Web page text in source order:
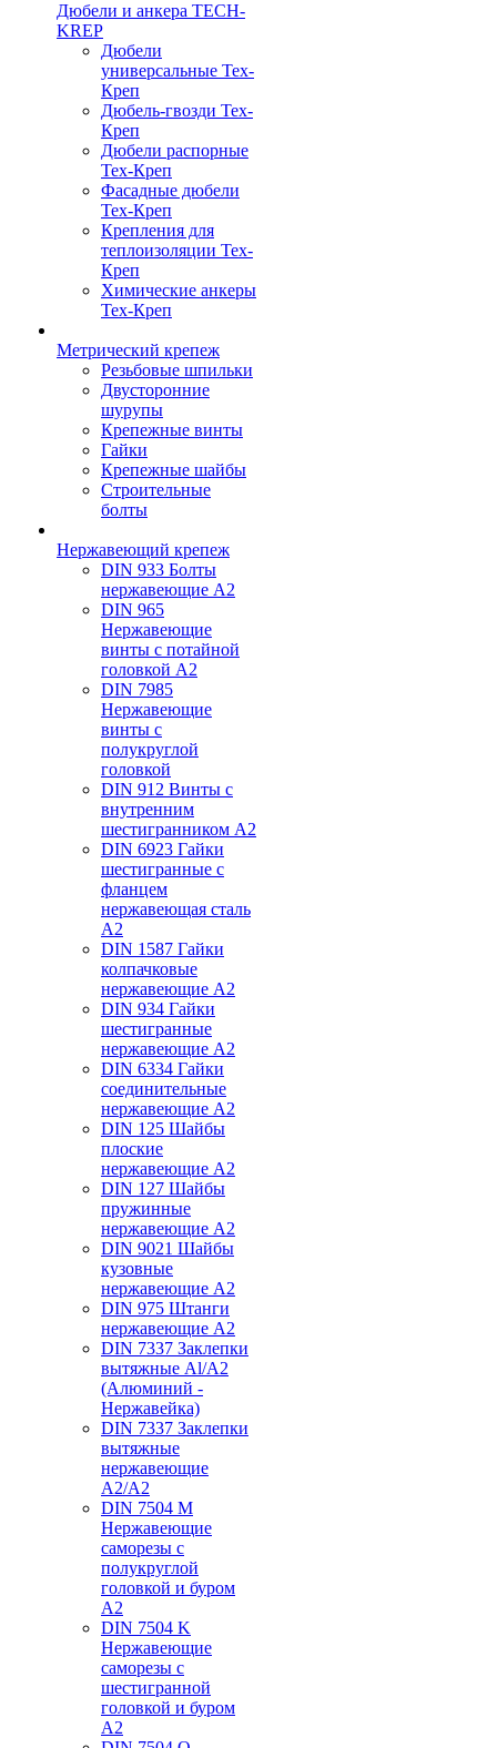
Дюбели и анкера TECH-
KREP
Дюбели
универсальные Тех-
Креп
Дюбель-гвозди Тех-
Креп
Дюбели распорные
Тех-Креп
Фасадные дюбели
Тех-Креп
Крепления для
теплоизоляции Тех-
Креп
Химические анкеры
Тех-Креп
Метрический крепеж
Резьбовые шпильки
Двусторонние
шурупы
Крепежные винты
Гайки
Крепежные шайбы
Строительные
болты
Нержавеющий крепеж
DIN 933 Болты
нержавеющие А2
DIN 965
Нержавеющие
винты с потайной
головкой А2
DIN 7985
Нержавеющие
винты с
полукруглой
головкой
DIN 912 Винты с
внутренним
шестигранником А2
DIN 6923 Гайки
шестигранные с
фланцем
нержавеющая сталь
А2
DIN 1587 Гайки
колпачковые
нержавеющие А2
DIN 934 Гайки
шестигранные
нержавеющие А2
DIN 6334 Гайки
соединительные
нержавеющие А2
DIN 125 Шайбы
плоские
нержавеющие А2
DIN 127 Шайбы
пружинные
нержавеющие А2
DIN 9021 Шайбы
кузовные
нержавеющие А2
DIN 975 Штанги
нержавеющие А2
DIN 7337 Заклепки
вытяжные Al/A2
(Алюминий -
Нержавейка)
DIN 7337 Заклепки
вытяжные
нержавеющие
A2/A2
DIN 7504 M
Нержавеющие
саморезы с
полукруглой
головкой и буром
А2
DIN 7504 K
Нержавеющие
саморезы с
шестигранной
головкой и буром
А2